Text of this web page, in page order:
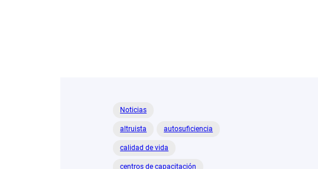
Noticias
altruista autosuficiencia
calidad de vida
centros de capacitación